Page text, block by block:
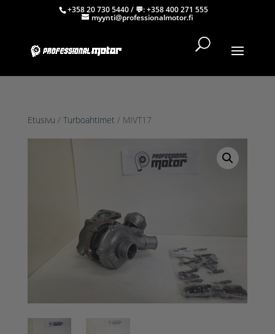
+358 20 730 5440/ 💬:+358 400 271 555
myynti@professionalmotor.fi
Etusivu / Turboahtimet / MIVT17